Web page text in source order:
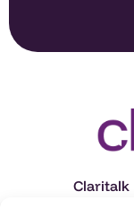
Claritalk